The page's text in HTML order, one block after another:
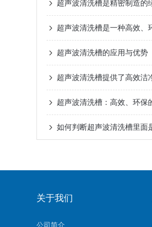
超声波清洗槽的应用与优势
关于我们
公司简介